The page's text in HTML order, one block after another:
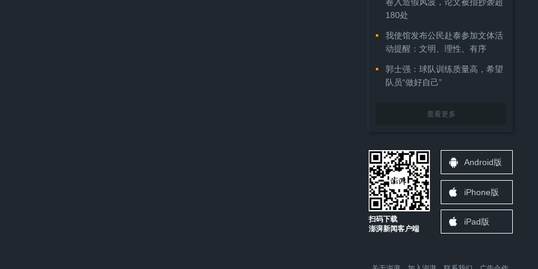
180处
我使馆发布公民赴泰参加文体活
动提醒：文明、理性、有序
郭士强：球队训练质量高，希望
队员“做好自己”
查看更多
扫码下载
澎湃新闻客户端
Android版
iPhone版
iPad版